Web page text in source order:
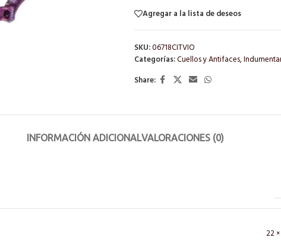
Agregar a la lista de deseos
SKU:06718CITVIO
Categorías:Cuellos y Antifaces,
Share:
INFORMACIÓN ADICIONALVALORACIONES (0)
22